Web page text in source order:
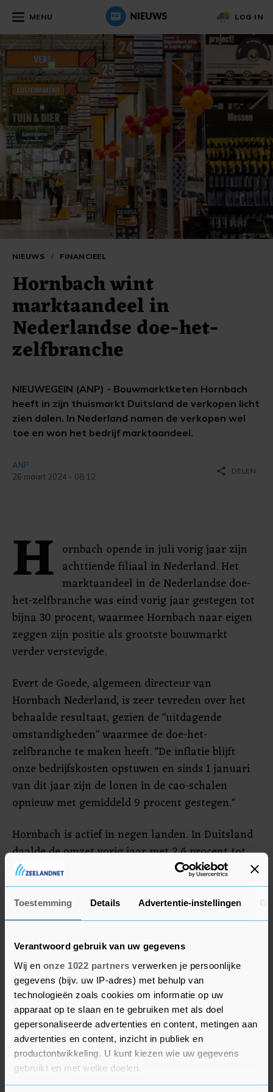
Toestemming Details Advertentie-instellingen
Verantwoord gebruik van uw gegevens
Wij en onze 1022 partners verwerken je persoonlijke
gegevens (bijv. uw IP-adres) met behulp van
technologieën zoals cookies om informatie op uw
apparaat op te slaan en te gebruiken met als doel
gepersonaliseerde advertenties en content, metingen aan
advertenties en content, inzicht in publiek en
productontwikkeling. U kunt kiezen wie uw gegevens
gebruikt en met welke doelen.
MENU LOG IN
NIEUWS / FINANCIEEL
Hornbach wint
marktaandeel in
Nederlandse doe-het-
zelfbranche
NIEUWEGEIN (ANP) - Bouwmarktketen Hornbach
heeft in zijn thuismarkt Duitsland de verkopen licht
zien dalen. In Nederland namen de verkopen wel
toe en won het bedrijf marktaandeel.
ANP
26 maart 2024 - 08:12
share DELEN
H ornbach opende in juli vorig jaar zijn
achttiende filiaal in Nederland. Het
marktaandeel in de Nederlandse doe-
het-zelfbranche was eind vorig jaar gestegen tot
bijna 30 procent, waarmee Hornbach naar eigen
zeggen zijn positie als grootste bouwmarkt
verder verstevigde.
Evert de Goede, algemeen directeur van
Hornbach Nederland, is zeer tevreden over het
behaalde resultaat, gezien de "uitdagende
omstandigheden" waarmee de doe-het-
zelfbranche te maken heeft. "De inflatie blijft
onze bedrijfskosten opstuwen en sinds 1 januari
van dit jaar zijn de lonen in de cao-schalen
opnieuw met gemiddeld 9 procent gestegen."
Hornbach is actief in negen landen. In Duitsland
daalde de omzet vorig jaar met 2,6 procent tot
2,8 miljard euro. In de overige acht landen nam
de omzet wel toe. De marktaandelen in
Nederland, Tsjechië en Zwitserland groeiden het
meest.